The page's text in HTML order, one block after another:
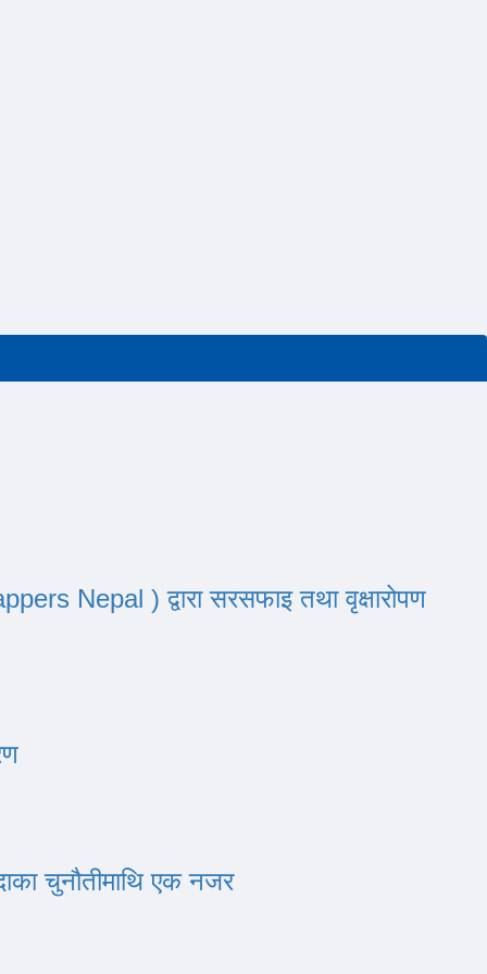
Nepal ) द्वारा सरसफाइ तथा वृक्षारोपण
चुनौतीमाथि एक नजर